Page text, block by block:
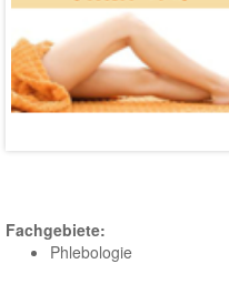
Helmut
Thierbach
Adresse:
Rungestraße
2,
Fachgebiete:
Phlebologie